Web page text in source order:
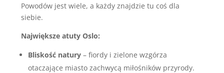
Powodów jest wiele, a każdy znajdzie tu coś dla
siebie.
Największe atuty Oslo:
Bliskość natury – fiordy i zielone wzgórza
otaczające miasto zachwycą miłośników przyrody.